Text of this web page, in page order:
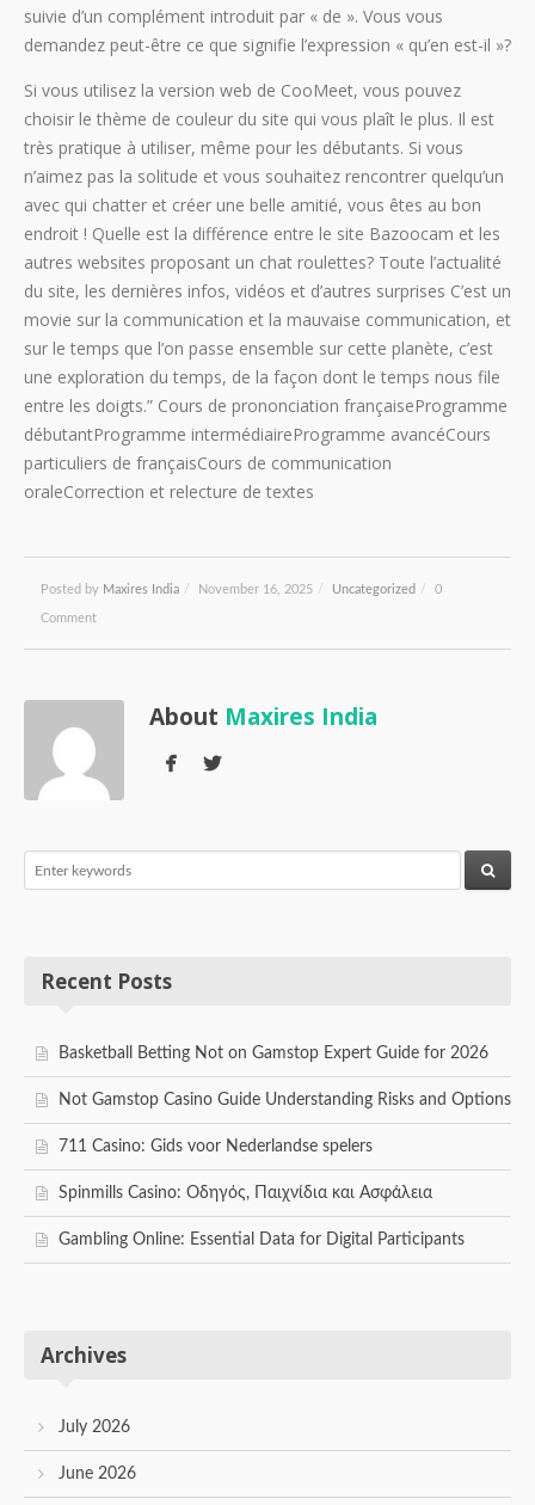
suivie d’un complément introduit par « de ». Vous vous
demandez peut-être ce que signifie l’expression « qu’en est-il »?
Si vous utilisez la version web de CooMeet, vous pouvez
choisir le thème de couleur du site qui vous plaît le plus. Il est
très pratique à utiliser, même pour les débutants. Si vous
n’aimez pas la solitude et vous souhaitez rencontrer quelqu’un
avec qui chatter et créer une belle amitié, vous êtes au bon
endroit ! Quelle est la différence entre le site Bazoocam et les
autres websites proposant un chat roulettes? Toute l’actualité
du site, les dernières infos, vidéos et d’autres surprises C’est un
movie sur la communication et la mauvaise communication, et
sur le temps que l’on passe ensemble sur cette planète, c’est
une exploration du temps, de la façon dont le temps nous file
entre les doigts.” Cours de prononciation françaiseProgramme
débutantProgramme intermédiaireProgramme avancéCours
particuliers de françaisCours de communication
oraleCorrection et relecture de textes
Posted by Maxires India / November 16, 2025 / Uncategorized / 0
Comment
About Maxires India
Recent Posts
Basketball Betting Not on Gamstop Expert Guide for 2026
Not Gamstop Casino Guide Understanding Risks and Options
711 Casino: Gids voor Nederlandse spelers
Spinmills Casino: Οδηγός, Παιχνίδια και Ασφάλεια
Gambling Online: Essential Data for Digital Participants
Archives
July 2026
June 2026